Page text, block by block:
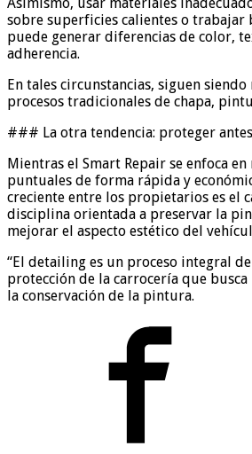
sobre superficies calientes o trabajar
puede generar diferencias de color,
adherencia.
En tales circunstancias, siguen siendo
procesos tradicionales de chapa,
### La otra tendencia: proteger
Mientras el Smart Repair se enfoca
puntuales de forma rápida y
creciente entre los propietarios es el
disciplina orientada a preservar la
mejorar el aspecto estético del
“El detailing es un proceso integral
protección de la carrocería que
la conservación de la pintura.